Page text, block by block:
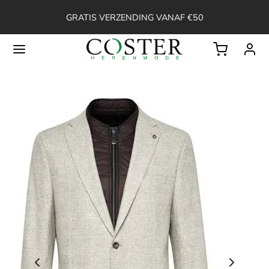
GRATIS VERZENDING VANAF €50